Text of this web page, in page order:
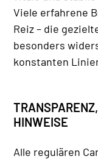
Viele erfahrene
Reiz – die
besonders
konstanten
HINWEISE
Alle regulären